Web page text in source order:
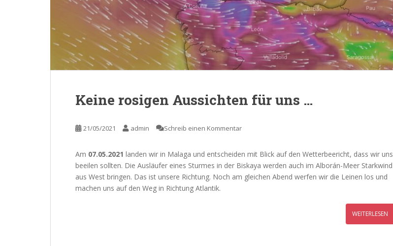
Keine rosigen Aussichten für uns …
21/05/2021 admin Schreib einen Kommentar
Am 07.05.2021 landen wir in Malaga und entscheiden mit Blick auf den Wetterbeericht, dass wir uns
beeilen sollten. Die Ausläufer eines Sturmes in der Biskaya werden auch im Alborán-Meer Starkwind
aus West bringen. Das ist unsere Richtung. Noch am gleichen Abend werfen wir die Leinen los und
machen uns auf den Weg in Richtung Atlantik.
WEITERLESEN